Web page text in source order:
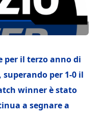
per il terzo anno di
per 1-0 il
winner è stato
a segnare a